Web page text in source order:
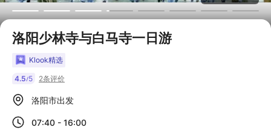
洛阳少林寺与白马寺一日游
Klook精选
4.5/5 2条评价
洛阳市出发
07:40 - 16:00